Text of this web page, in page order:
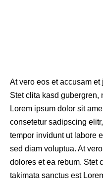
At vero eos et accusam
Stet clita kasd gubergren,
Lorem ipsum dolor sit
consetetur sadipscing
tempor invidunt ut labore
sed diam voluptua. At
dolores et ea rebum. Stet
takimata sanctus est